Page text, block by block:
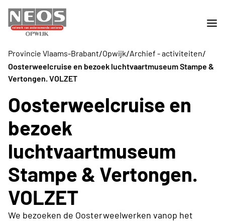
Provincie Vlaams-Brabant/Opwijk/Archief - activiteiten/
Oosterweelcruise en bezoek luchtvaartmuseum Stampe &
Vertongen. VOLZET
Oosterweelcruise en
bezoek
luchtvaartmuseum
Stampe & Vertongen.
VOLZET
We bezoeken de Oosterweelwerken vanop het